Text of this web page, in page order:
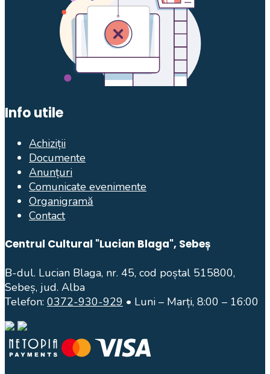
Info utile
Achiziții
Documente
Anunțuri
Comunicate evenimente
Organigramă
Contact
Centrul Cultural "Lucian Blaga", Sebeș
B-dul. Lucian Blaga, nr. 45, cod poștal 515800,
Sebeș, jud. Alba
Telefon: 0372-930-929 • Luni – Marți, 8:00 – 16:00